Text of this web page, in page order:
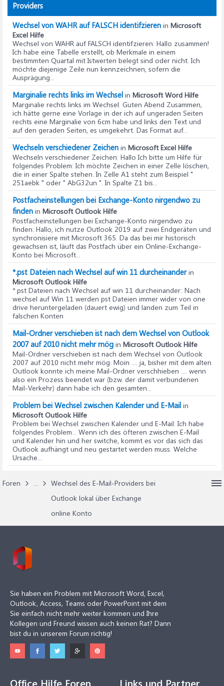
Providers
Wechsel von WAHR auf FALSCH identifzieren in Microsoft
Excel Hilfe
Wechsel von WAHR auf FALSCH identifzieren: Hallo zusammen!
Ich habe eine Tabelle erstellt, ob Merkmale in einem
bestimmten Quartal mit Istwerten belegt sind oder nicht. Ich
möchte diejenige Zeile nun kennzeichnen, sofern die
Ausprägung...
Marginalie rechts links im Wechsel in Microsoft Word Hilfe
Marginalie rechts links im Wechsel: Guten Abend Zusammen,
ich hätte gerne eine Vorlage in der ich auf ungeraden Seiten
rechts eine Marginalie von 6cm habe und links den Text und
auf den geraden Seiten, es umgekehrt. Das Format auf...
Wechseln verschiedener Zeichen in Microsoft Excel Hilfe
Wechseln verschiedener Zeichen: Hallo Ich bitte um Hilfe für
folgendes Problem: Ich möchte Zeichen in einer Zelle löschen,
die in einer Spalte stehen. In Zelle A1 steht zum Beispiel "
251aebk " oder " AbG32un ". In Spalte Z1 bis...
Postfacheinstellungen bei Exchange-Konto nirgendwo zu
finden in Microsoft Outlook Hilfe
Postfacheinstellungen bei Exchange-Konto nirgendwo zu
finden: Hallo, ich nutze Outlook 2019 auf zwei Endgeräten und
synchronisiere mit Microsoft 365. Da das bei mir historisch
gewachsen ist, läuft das Postfach über ein Online-Exchange-
Konto bei Microsoft...
*.pst Dateien nach Wechsel auf win 11 durcheinanderin
Microsoft Outlook Hilfe
*.pst Dateien nach Wechsel auf win 11 durcheinander: Nach
wechsel auf Win 11 werden pst Dateien immer wider von one
drive heruntergeladen (dauert ewig) und landen zum Teil in
falschen Konten
Mail-Ordner verschieben ist nach dem Wechsel von Outlook
2007 auf 2010 nicht mehr mög in Microsoft Outlook Hilfe
Mail-Ordner verschieben ist nach dem Wechsel von Outlook
2007 auf 2010 nicht mehr mög: Moin .... ja, bisher mit dem alten
Outlook konnte ich meine Mail-Ordner verschhieben .... wenn
also ein Prozess beendet war (bzw. der damit verbundenen
Mail-Verkehr) dann habe ich den gesamten...
Problem bei Wechsel zwischen Kalender und E-Mail in
Microsoft Outlook Hilfe
Problem bei Wechsel zwischen Kalender und E-Mail: Ich habe
folgendes Problem... Wenn ich des öfteren zwischen E-Mail
und Kalender hin und her switche, kommt es vor das sich das
Outlook aufhängt und neu gestartet werden muss. Welche
Ursache...
Foren ...
Wechsel des E-Mail-Providers bei
Outlook lokal über Exchange
online Konto
Sie haben ein Problem mit Microsoft Word, Excel,
Outlook, Access, Teams oder PowerPoint mit dem
Sie einfach nicht mehr weiter kommen und Ihre
Kollegen und Freund wissen auch keinen Rat? Dann
bist du in unserem Forum richtig!
Office Hilfe Foren Links und Partner